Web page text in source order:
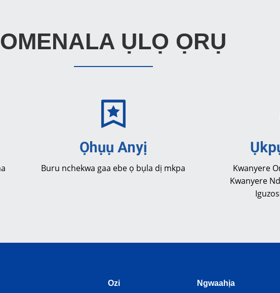
OMENALA ỤLỌ ỌRỤ
Ọhụụ Anyị
Buru nchekwa gaa ebe ọ bụla dị mkpa
Kwanyere
Kwanyere
Ozi Ngwaahịa